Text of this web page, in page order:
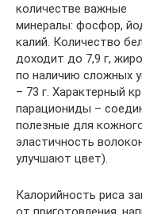
количестве важные
минералы: фосфор,
калий. Количество
доходит до 7,9 г,
по наличию сложных
– 73 г. Характерный
парациониды –
полезные для
эластичность
улучшают цвет).
Калорийность риса